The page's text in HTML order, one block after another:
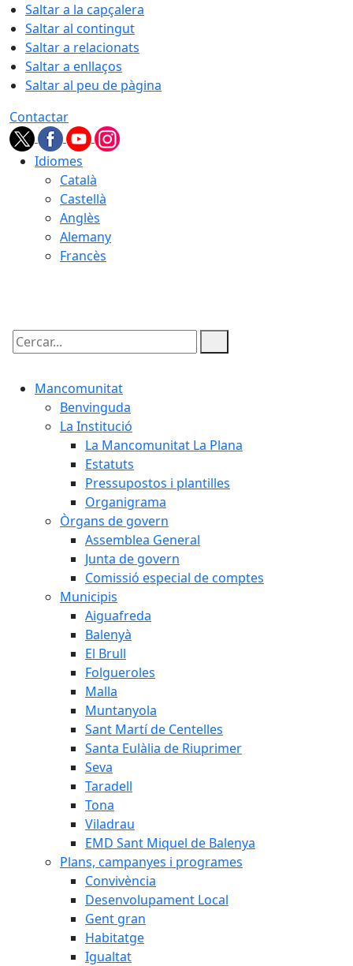
Saltar a la capçalera
Saltar al contingut
Saltar a relacionats
Saltar a enllaços
Saltar al peu de pàgina
Contactar
Idiomes
Català
Castellà
Anglès
Alemany
Francès
Cercar:
Mancomunitat
Benvinguda
La Institució
La Mancomunitat La Plana
Estatuts
Pressupostos i plantilles
Organigrama
Òrgans de govern
Assemblea General
Junta de govern
Comissió especial de comptes
Municipis
Aiguafreda
Balenyà
El Brull
Folgueroles
Malla
Muntanyola
Sant Martí de Centelles
Santa Eulàlia de Riuprimer
Seva
Taradell
Tona
Viladrau
EMD Sant Miquel de Balenya
Plans, campanyes i programes
Convivència
Desenvolupament Local
Gent gran
Habitatge
Igualtat